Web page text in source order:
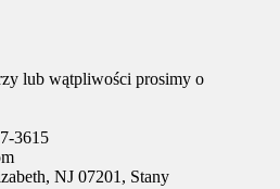
lub wątpliwości prosimy o
3615
NJ 07201, Stany